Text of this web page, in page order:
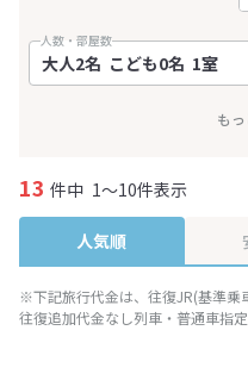
人数・部屋数
も
13 件中 1～10件表示
人気順
※下記旅行代金は、往復JR(基準乗
往復追加代金なし列車・普通車指